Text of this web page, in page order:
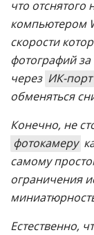
что отснятого
компьютером
скорости
фотографий
через ИК-порт
обменяться
Конечно, не
фотокамеру
самому
ограничения
Естественно,